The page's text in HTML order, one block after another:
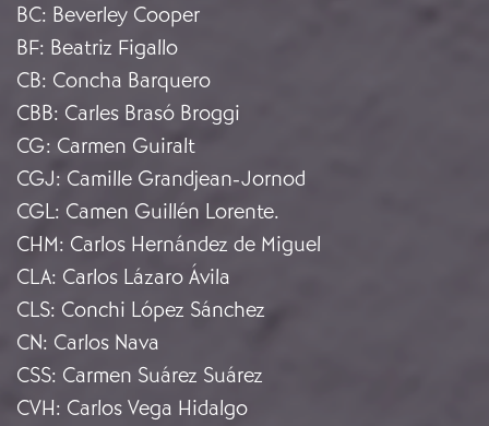
BC: Beverley Cooper
BF: Beatriz Figallo
CB: Concha Barquero
CBB: Carles Brasó Broggi
CG: Carmen Guiralt
CGJ: Camille Grandjean-Jornod
CGL: Camen Guillén Lorente.
CHM: Carlos Hernández de Miguel
CLA: Carlos Lázaro Ávila
CLS: Conchi López Sánchez
CN: Carlos Nava
CSS: Carmen Suárez Suárez
CVH: Carlos Vega Hidalgo